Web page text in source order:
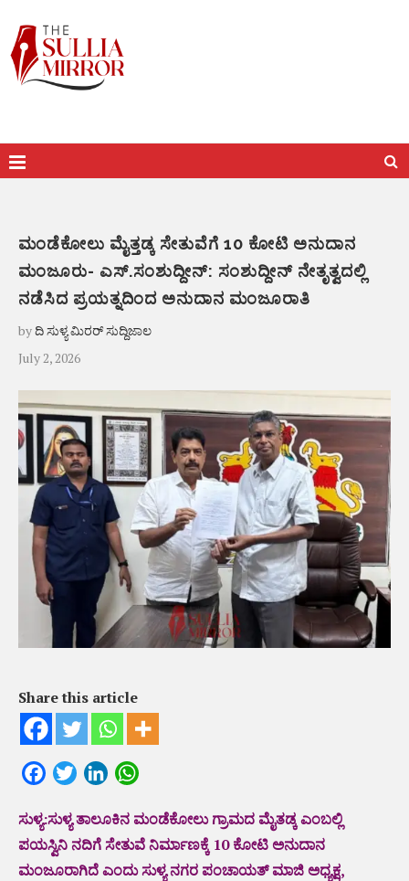
ಮಂಡೆಕೋಲು ಮೈತ್ತಡ್ಕ ಸೇತುವೆಗೆ 10 ಕೋಟಿ ಅನುದಾನ
ಮಂಜೂರು- ಎಸ್.ಸಂಶುದ್ದೀನ್: ಸಂಶುದ್ದೀನ್ ನೇತೃತ್ವದಲ್ಲಿ
ನಡೆಸಿದ ಪ್ರಯತ್ನದಿಂದ ಅನುದಾನ ಮಂಜೂರಾತಿ
byದಿ ಸುಳ್ಯ ಮಿರರ್ ಸುದ್ದಿಜಾಲ
July 2, 2026
Share this article
FacebookTwitterLinkedIn
ಸುಳ್ಯ:ಸುಳ್ಯ ತಾಲೂಕಿನ ಮಂಡೆಕೋಲು ಗ್ರಾಮದ ಮೈತಡ್ಕ ಎಂಬಲ್ಲಿ
ಪಯಸ್ವಿನಿ ನದಿಗೆ ಸೇತುವೆ ನಿರ್ಮಾಣಕ್ಕೆ 10 ಕೋಟಿ ಅನುದಾನ
ಮಂಜೂರಾಗಿದೆ ಎಂದು ಸುಳ್ಯ ನಗರ ಪಂಚಾಯತ್ ಮಾಜಿ ಅಧ್ಯಕ್ಷ,